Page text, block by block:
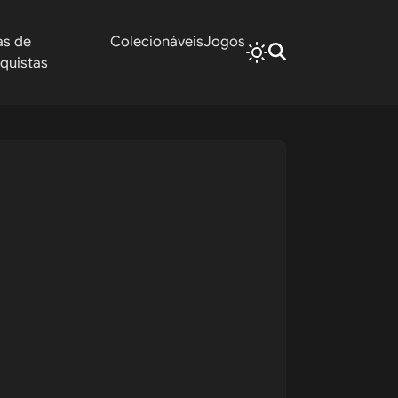
de
ColecionáveisJogos